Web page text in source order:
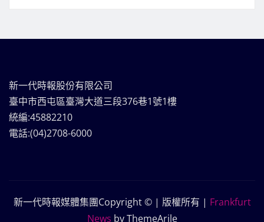
新一代時報股份有限公司
臺中市西屯區臺灣大道三段376巷1號1樓
統編:45882210
電話:(04)2708-6000
新一代時報媒體集團Copyright © | 版權所有 | Frankfurt
News by ThemeArile